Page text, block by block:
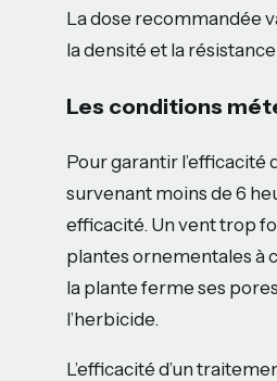
La dose recommandée
la densité et la
Les conditions
Pour garantir l’efficacité
survenant moins de 6
efficacité. Un vent trop
plantes ornementales à
la plante ferme ses
l’herbicide.
L’efficacité d’un